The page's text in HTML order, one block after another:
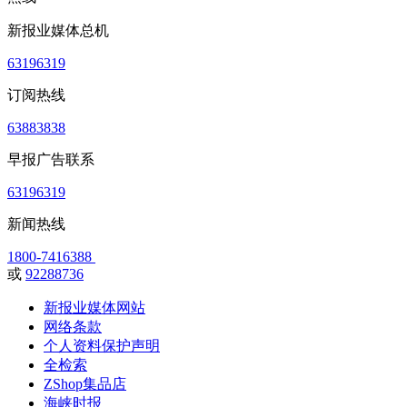
新报业媒体总机
63196319
订阅热线
63883838
早报广告联系
63196319
新闻热线
1800-7416388
或 92288736
新报业媒体网站
网络条款
个人资料保护声明
全检索
ZShop集品店
海峡时报